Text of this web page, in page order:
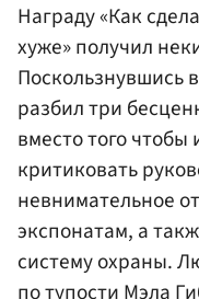
Награду «Как
хуже» получил
Поскользнувшись
разбил три
вместо того
критиковать
невнимательное
экспонатам, а
систему охраны.